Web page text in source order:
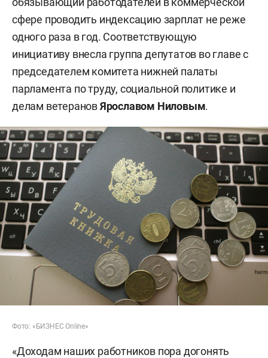
сфере проводить индексацию зарплат не реже
одного раза в год. Соответствующую
инициативу внесла группа депутатов во главе с
председателем комитета нижней палаты
парламента по труду, социальной политике и
делам ветерановЯрославом Ниловым.
Фото: «БИЗНЕС Online»
«Доходам наших работников пора догонять